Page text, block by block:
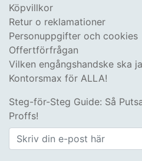
Köpvillkor
Retur o reklamationer
Personuppgifter och cookies
Offertförfrågan
Vilken engångshandske ska
Kontorsmax för ALLA!
Steg-för-Steg Guide: Så
Proffs!